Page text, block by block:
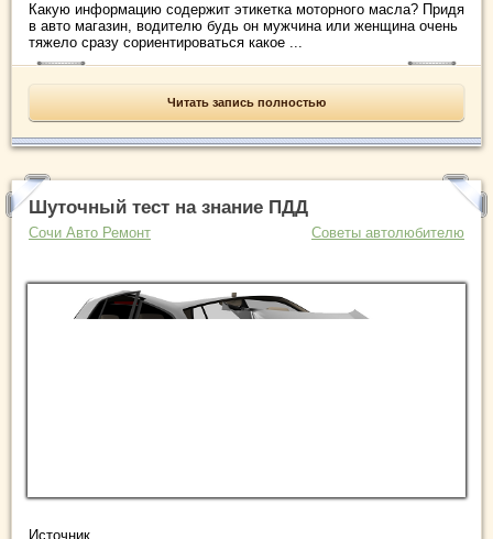
Какую информацию содержит этикетка моторного масла? Придя
в авто магазин, водителю будь он мужчина или женщина очень
тяжело сразу сориентироваться какое ...
Читать запись полностью
Шуточный тест на знание ПДД
Сочи Авто Ремонт Советы автолюбителю
Источник